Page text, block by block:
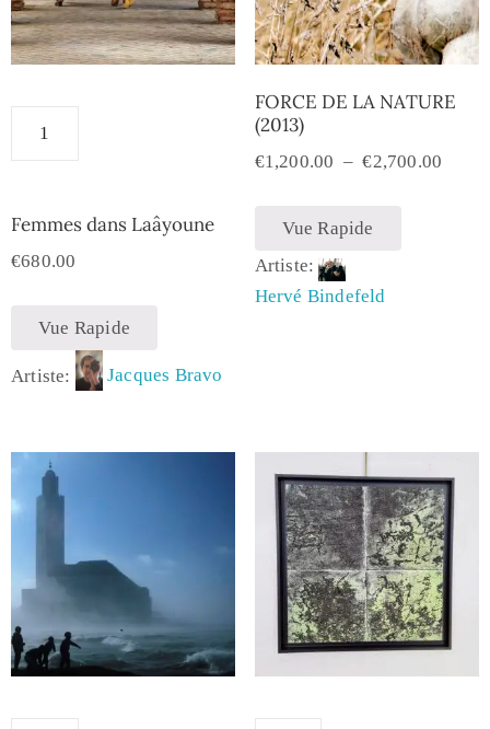
Femmes dans Laâyoune
€680.00
Vue Rapide
Artiste: Jacques Bravo
FORCE DE LA NATURE
(2013)
€1,200.00 – €2,700.00
Vue Rapide
Artiste:
Hervé Bindefeld